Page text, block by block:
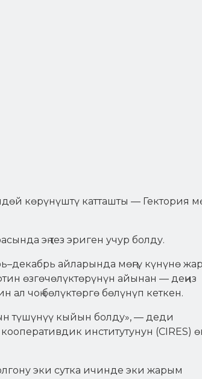
көрүнүштү катташты — Гектория
эң тез эриген учур болду.
айларында мөңгү күнүнө
өзгөчөлүктөрүнүн айынан — деңиз
чоң бөлүктөргө бөлүнүп кеткен.
түшүнүү кыйын болду», — деди
институтунун (CIRES)
эки сутка ичинде эки жарым